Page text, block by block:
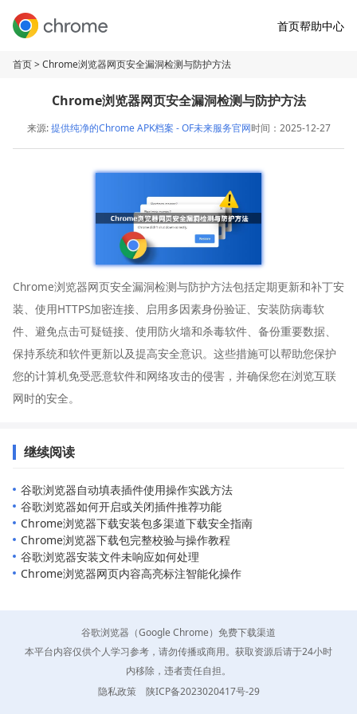
首页帮助中心
首页> Chrome浏览器网页安全漏洞检测与防护方法
Chrome浏览器网页安全漏洞检测与防护方法
来源:提供纯净的Chrome APK档案 - OF未来服务官网时间：2025-12-27
Chrome浏览器网页安全漏洞检测与防护方法包括定期更新和补丁安
装、使用HTTPS加密连接、启用多因素身份验证、安装防病毒软
件、避免点击可疑链接、使用防火墙和杀毒软件、备份重要数据、
保持系统和软件更新以及提高安全意识。这些措施可以帮助您保护
您的计算机免受恶意软件和网络攻击的侵害，并确保您在浏览互联
网时的安全。
继续阅读
谷歌浏览器自动填表插件使用操作实践方法
谷歌浏览器如何开启或关闭插件推荐功能
Chrome浏览器下载安装包多渠道下载安全指南
Chrome浏览器下载包完整校验与操作教程
谷歌浏览器安装文件未响应如何处理
Chrome浏览器网页内容高亮标注智能化操作
谷歌浏览器（Google Chrome）免费下载渠道
本平台内容仅供个人学习参考，请勿传播或商用。获取资源后请于24小时
内移除，违者责任自担。
隐私政策
陕ICP备2023020417号-29